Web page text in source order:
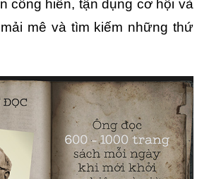
cống hiến, tận dụng cơ hội và
mê và tìm kiếm những thứ